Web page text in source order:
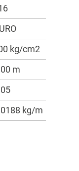
kg/cm2
m
kg/m